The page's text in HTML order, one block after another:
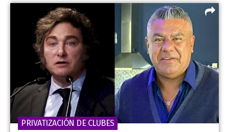
PRIVATIZACIÓN DE CLUBES